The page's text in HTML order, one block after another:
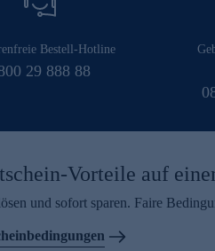
Bestell-Hotline
29 888 88
Vorteile auf
und sofort sparen. Faire